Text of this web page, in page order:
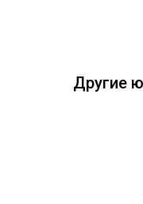
Другие